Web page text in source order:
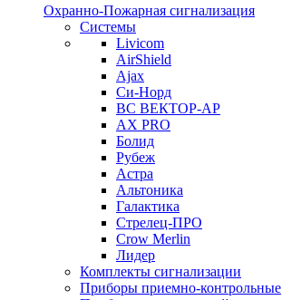
Охранно-Пожарная сигнализация
Системы
Livicom
AirShield
Ajax
Си-Норд
ВС ВЕКТОР-АР
AX PRO
Болид
Рубеж
Астра
Альтоника
Галактика
Стрелец-ПРО
Crow Merlin
Лидер
Комплекты сигнализации
Приборы приемно-контрольные